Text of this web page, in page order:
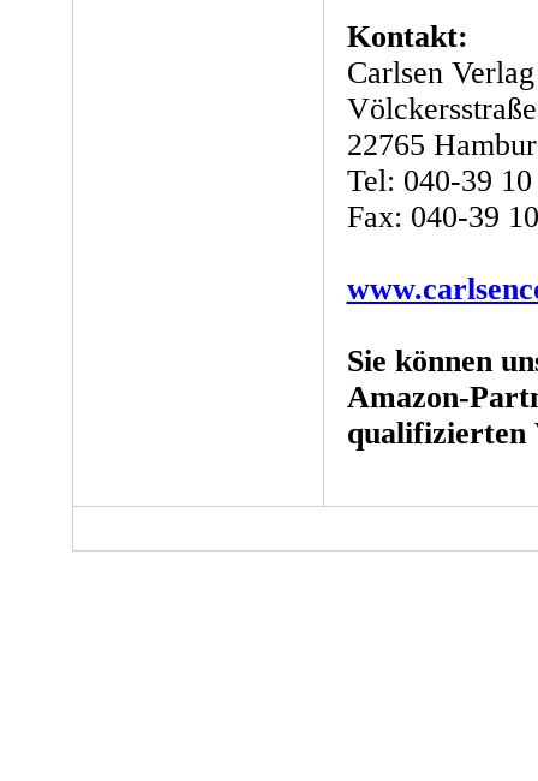
Kontakt:
Carlsen
22765
Tel: 040-39
Fax: 040-39
Sie können
Amazon-
qualifizierten